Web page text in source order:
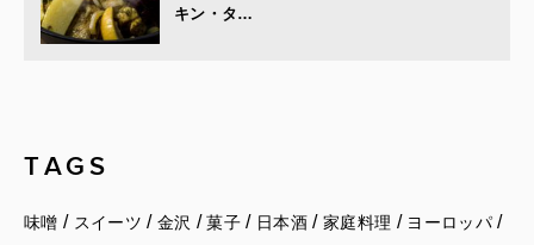
キン・タ…
TAGS
味噌 / スイーツ / 金沢 /菓子 / 日本酒 /家庭料理 / ヨーロッパ/